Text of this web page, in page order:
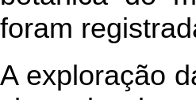
foram
A exploração